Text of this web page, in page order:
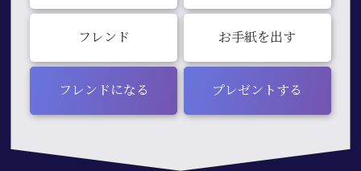
フレンド お手紙を出す
フレンドになる プレゼントする